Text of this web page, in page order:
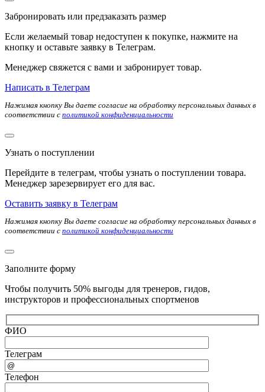
Забронировать или предзаказать размер
Если желаемый товар недоступен к покупке, нажмите на
кнопку и оставьте заявку в Телеграм.
Менеджер свяжется с вами и забронирует товар.
Написать в Телеграм
Нажимая кнопку Вы даете согласие на обработку персональных данных в
соответствии с политикой конфиденциальности
Узнать о поступлении
Перейдите в телеграм, чтобы узнать о поступлении товара.
Менеджер зарезервирует его для вас.
Оставить заявку в Телеграм
Нажимая кнопку Вы даете согласие на обработку персональных данных в
соответствии с политикой конфиденциальности
Заполните форму
Чтобы получить 50% выгоды для тренеров, гидов,
инструкторов и профессиональных спортменов
ФИО
Телеграм
Телефон